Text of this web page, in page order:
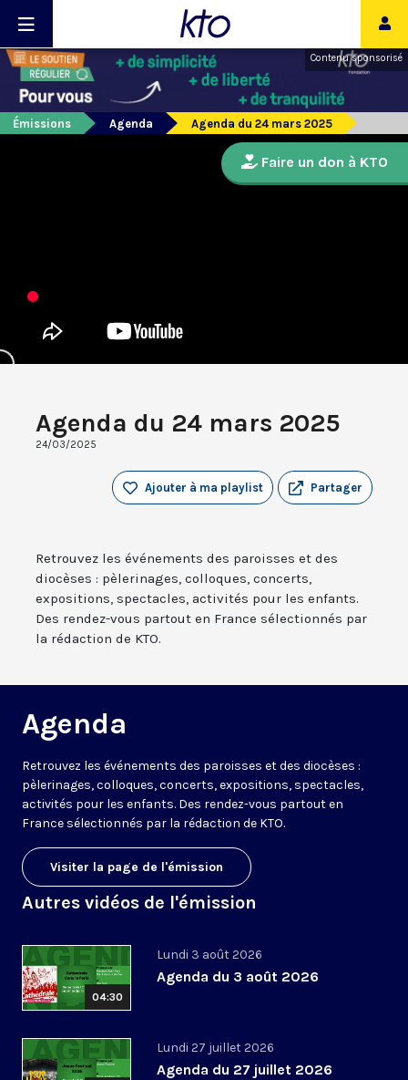
Contenu sponsorisé
Émissions Agenda Agenda du 24 mars 2025
Agenda du 24 mars 2025
24/03/2025
Partager
Ajouter à ma playlist
Retrouvez les événements des paroisses et des
diocèses : pèlerinages, colloques, concerts,
expositions, spectacles, activités pour les enfants.
Des rendez-vous partout en France sélectionnés par
la rédaction de KTO.
Agenda
Retrouvez les événements des paroisses et des diocèses :
pèlerinages, colloques, concerts, expositions, spectacles,
activités pour les enfants. Des rendez-vous partout en
France sélectionnés par la rédaction de KTO.
Visiter la page de l'émission
Autres vidéos de l'émission
04:30
Lundi 3 août 2026
Agenda du 3 août 2026
Lundi 27 juillet 2026
Agenda du 27 juillet 2026
Faire un don à KTO